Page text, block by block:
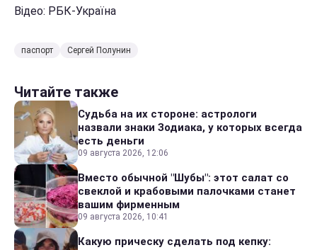
Відео: РБК-Україна
паспорт Сергей Полунин
Читайте также
Судьба на их стороне: астрологи
назвали знаки Зодиака, у которых всегда
есть деньги
09 августа 2026, 12:06
Вместо обычной "Шубы": этот салат со
свеклой и крабовыми палочками станет
вашим фирменным
09 августа 2026, 10:41
Какую прическу сделать под кепку: